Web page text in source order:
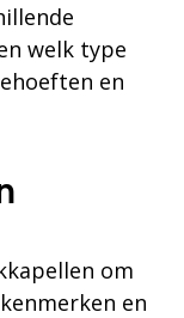
welk type
en
om
en